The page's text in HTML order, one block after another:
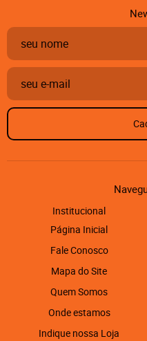
Institucional
Página Inicial
Fale Conosco
Mapa do Site
Quem Somos
Onde estamos
Indique nossa Loja